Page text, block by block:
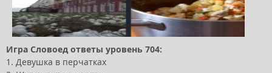
Игра Словоед ответы уровень 704:
1. Девушка в перчатках